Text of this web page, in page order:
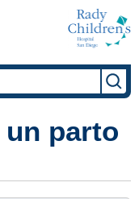
un parto